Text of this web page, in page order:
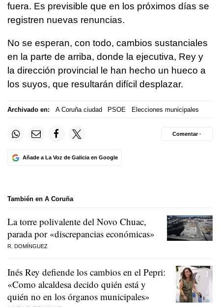
fuera. Es previsible que en los próximos días se
registren nuevas renuncias.
No se esperan, con todo, cambios sustanciales
en la parte de arriba, donde la ejecutiva, Rey y
la dirección provincial le han hecho un hueco a
los suyos, que resultarán difícil desplazar.
Archivado en: A Coruña ciudad PSOE Elecciones municipales
Añade a La Voz de Galicia en Google
Comentar ·
También en A Coruña
La torre polivalente del Novo Chuac,
parada por «discrepancias económicas»
R. DOMÍNGUEZ
Inés Rey defiende los cambios en el Pepri:
«Como alcaldesa decido quién está y
quién no en los órganos municipales»